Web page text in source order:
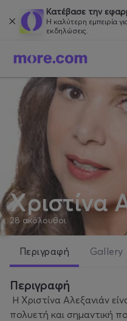
Κατέβασε την
Η καλύτερη εμπειρία
εκδηλώσεις.
Χριστίνα
28 ακόλουθοι
Περιγραφή Gallery
Περιγραφή
Η Χριστίνα Αλεξανιάν
πολυετή και σημαντική